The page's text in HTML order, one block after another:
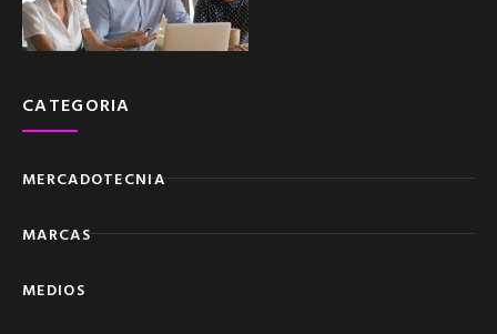
CATEGORIA
MERCADOTECNIA
MARCAS
MEDIOS